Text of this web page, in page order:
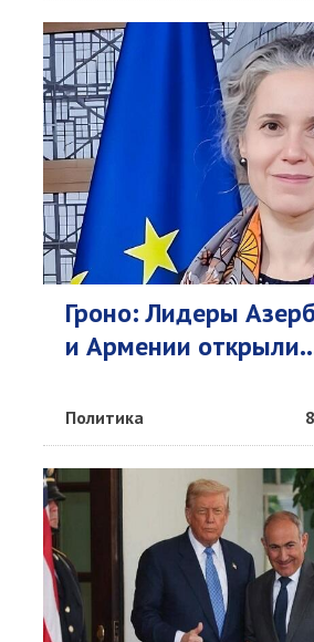
Гроно: Лидеры
и Армении
Политика